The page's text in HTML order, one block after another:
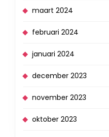
maart 2024
februari 2024
januari 2024
december 2023
november 2023
oktober 2023